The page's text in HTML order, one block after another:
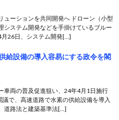
ューションを共同開発へ ドローン（小型
システム開発などを手掛けているブルー
月26日、システム開発[…]
給設備の導入容易にする政令を閣
車両の普及促進狙い、24年4月1日施行
で、高速道路で水素の供給設備を導入
道路法と建築基準法[…]